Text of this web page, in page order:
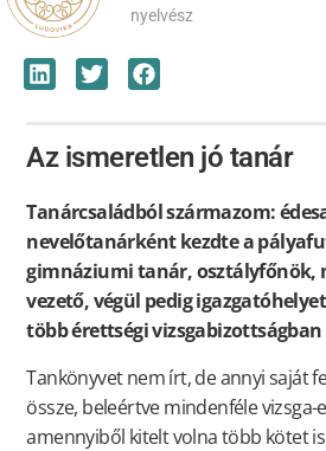
nyelvész
Az ismeretlen jó tanár
Tanárcsaládból származom:
nevelőtanárként kezdte a
gimnáziumi tanár, osztályfőnök,
vezető, végül pedig
több érettségi
Tankönyvet nem írt, de annyi saját
össze, beleértve mindenféle vizsga-
amennyiből kitelt volna több kötet